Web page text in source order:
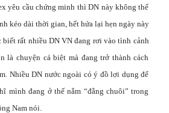
yêu cầu chứng minh thì DN này không thể
kéo dài thời gian, hết hứa lại hẹn ngày này
biết rất nhiều DN VN đang rơi vào tình cảnh
là chuyện cá biệt mà đang trở thành cách
Nhiều DN nước ngoài có ý đồ lợi dụng để
mình đang ở thế nắm “đằng chuôi” trong
Nam nói.